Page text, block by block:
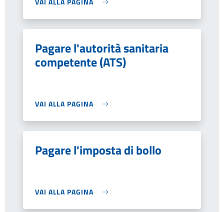
Pagare l'autorità sanitaria
competente (ATS)
VAI ALLA PAGINA
Pagare l'imposta di bollo
VAI ALLA PAGINA